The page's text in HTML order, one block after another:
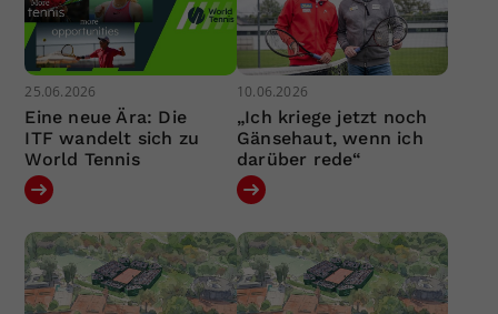
25.06.2026
Eine neue Ära: Die
ITF wandelt sich zu
World Tennis
10.06.2026
„Ich kriege jetzt noch
Gänsehaut, wenn ich
darüber rede“